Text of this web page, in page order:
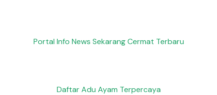
Portal Info News Sekarang Cermat Terbaru
Daftar Adu Ayam Terpercaya